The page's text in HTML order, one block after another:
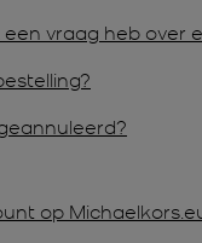
een vraag heb
op